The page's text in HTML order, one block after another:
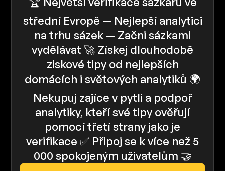
střední Evropě — Nejlepší analytici
na trhu sázek — Začni sázkami
vydělávat 🚀 Získej dlouhodobě
ziskové tipy od nejlepších
domácích i světových analytiků 🌍
Nekupuj zajíce v pytli a podpoř
analytiky, kteří své tipy ověřují
pomocí třetí strany jako je
verifikace ✅️️ Připoj se k více než 5
000 spokojeným uživatelům 🤝